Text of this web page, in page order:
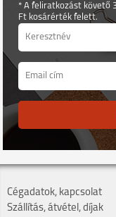
* A feliratkozást követő
Ft kosárérték felett.
Cégadatok, kapcsolat
Szállítás, átvétel, díjak